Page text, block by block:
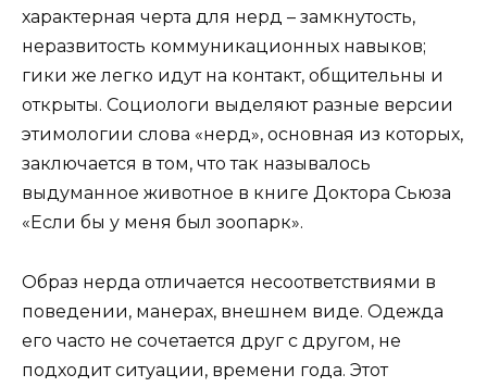
характерная черта для нерд – замкнутость,
неразвитость коммуникационных навыков;
гики же легко идут на контакт, общительны и
открыты. Социологи выделяют разные версии
этимологии слова «нерд», основная из которых,
заключается в том, что так называлось
выдуманное животное в книге Доктора Сьюза
«Если бы у меня был зоопарк».
Образ нерда отличается несоответствиями в
поведении, манерах, внешнем виде. Одежда
его часто не сочетается друг с другом, не
подходит ситуации, времени года. Этот